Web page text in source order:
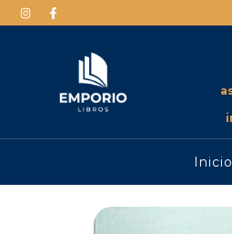
Inicio